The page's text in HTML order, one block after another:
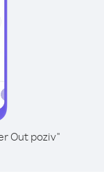
Out poziv"